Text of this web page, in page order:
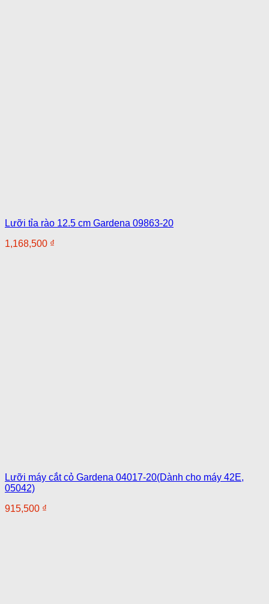
Lưỡi tỉa rào 12.5 cm Gardena 09863-20
1,168,500 ₫
Lưỡi máy cắt cỏ Gardena 04017-20(Dành cho máy 42E,
05042)
915,500 ₫